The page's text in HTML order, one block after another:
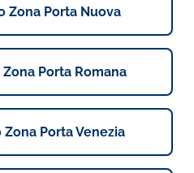
Zona Porta Nuova
Porta Romana
Porta Venezia